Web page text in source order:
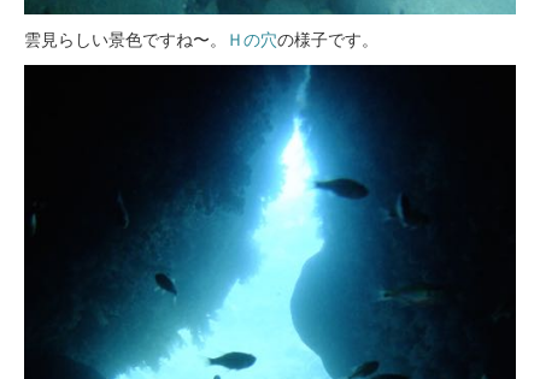
雲見らしい景色ですね〜。 Ｈの穴の様子です。